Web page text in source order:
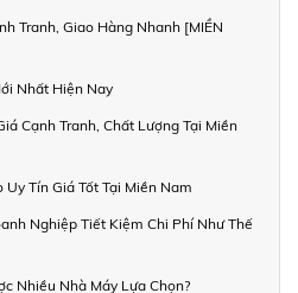
Tranh, Giao Hàng Nhanh [MIỀN
Nhất Hiện Nay
Cạnh Tranh, Chất Lượng Tại Miền
Uy Tín Giá Tốt Tại Miền Nam
Nghiệp Tiết Kiệm Chi Phí Như Thế
Nhiều Nhà Máy Lựa Chọn?